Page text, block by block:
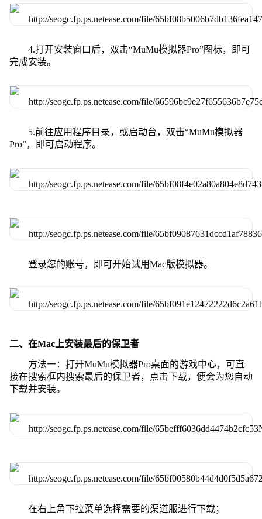
4.打开安装窗口后，双击“MuMu模拟器Pro”图标，即可
完成安装。
5.前往应用程序目录，或启动台，双击“MuMu模拟器
Pro”，即可启动程序。
登录您的账号，即可开始试用Mac版模拟器。
二、在Mac上安装最后的保卫者
方法一：打开MuMu模拟器Pro桌面的游戏中心，可直
接在搜索框内搜索最后的保卫者，点击下载，便会为您自动
下载并安装。
在右上角下拉菜单选择需要的渠道服进行下载；